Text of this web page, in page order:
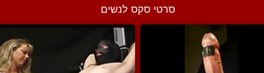
סרטי סקס לנשים